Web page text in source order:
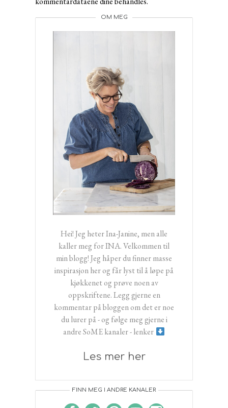
OM MEG
Hei! Jeg heter Ina-Janine, men alle
kaller meg for INA. Velkommen til
min blogg! Jeg håper du finner masse
inspirasjon her og får lyst til å løpe på
kjøkkenet og prøve noen av
oppskriftene. Legg gjerne en
kommentar på bloggen om det er noe
du lurer på - og følge meg gjerne i
andre SoME kanaler - lenker
Les mer her
FINN MEG I ANDRE KANALER